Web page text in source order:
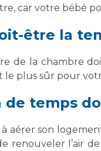
car votre bébé
être la
de la chambre
le plus sûr pour
de temps
aérer son
renouveler l’air